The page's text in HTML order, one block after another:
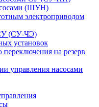
(ШУН)
электроприводом
(СУ-ЧЭ)
установок
на резерв
управления насосами